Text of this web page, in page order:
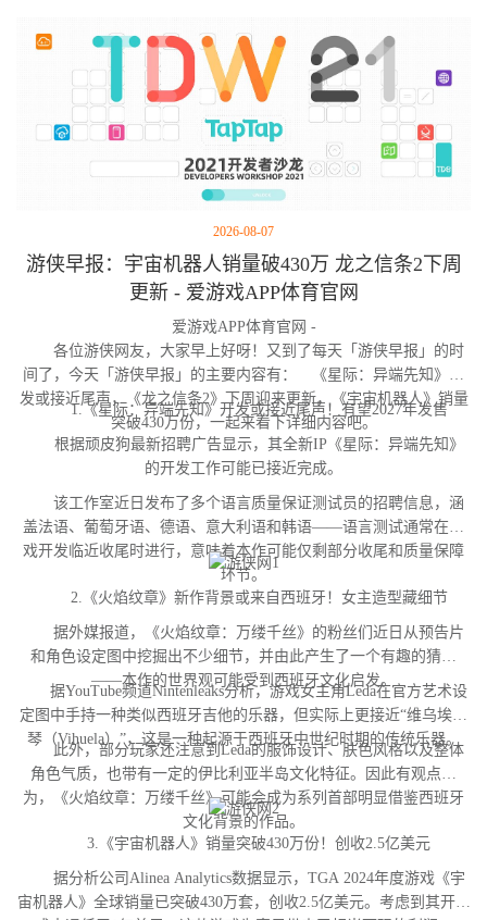
2026-08-07
游侠早报：宇宙机器人销量破430万 龙之信条2下周
更新 - 爱游戏APP体育官网
爱游戏APP体育官网 -
各位游侠网友，大家早上好呀！又到了每天「游侠早报」的时
间了，今天「游侠早报」的主要内容有： 《星际：异端先知》开
发或接近尾声，《龙之信条2》下周迎来更新，《宇宙机器人》销量
突破430万份，一起来看下详细内容吧。
1.《星际：异端先知》开发或接近尾声！有望2027年发售
根据顽皮狗最新招聘广告显示，其全新IP《星际：异端先知》
的开发工作可能已接近完成。
该工作室近日发布了多个语言质量保证测试员的招聘信息，涵
盖法语、葡萄牙语、德语、意大利语和韩语——语言测试通常在游
戏开发临近收尾时进行，意味着本作可能仅剩部分收尾和质量保障
环节。
2.《火焰纹章》新作背景或来自西班牙！女主造型藏细节
据外媒报道，《火焰纹章：万缕千丝》的粉丝们近日从预告片
和角色设定图中挖掘出不少细节，并由此产生了一个有趣的猜测
——本作的世界观可能受到西班牙文化启发。
据YouTube频道Nintenleaks分析，游戏女主角Leda在官方艺术设
定图中手持一种类似西班牙吉他的乐器，但实际上更接近“维乌埃拉
琴（Vihuela）”，这是一种起源于西班牙中世纪时期的传统乐器。
此外，部分玩家还注意到Leda的服饰设计、肤色风格以及整体
角色气质，也带有一定的伊比利亚半岛文化特征。因此有观点认
为，《火焰纹章：万缕千丝》可能会成为系列首部明显借鉴西班牙
文化背景的作品。
3.《宇宙机器人》销量突破430万份！创收2.5亿美元
据分析公司Alinea Analytics数据显示，TGA 2024年度游戏《宇
宙机器人》全球销量已突破430万套，创收2.5亿美元。考虑到其开发